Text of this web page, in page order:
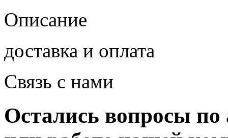
Описание
доставка и оплата
Связь с нами
Остались вопросы по